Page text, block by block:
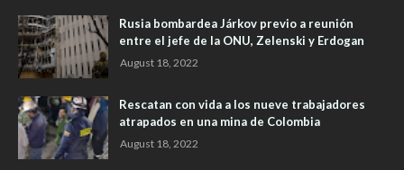
Rusia bombardea Járkov previo a reunión
entre el jefe de la ONU, Zelenski y Erdogan
August 18, 2022
Rescatan con vida a los nueve trabajadores
atrapados en una mina de Colombia
August 18, 2022